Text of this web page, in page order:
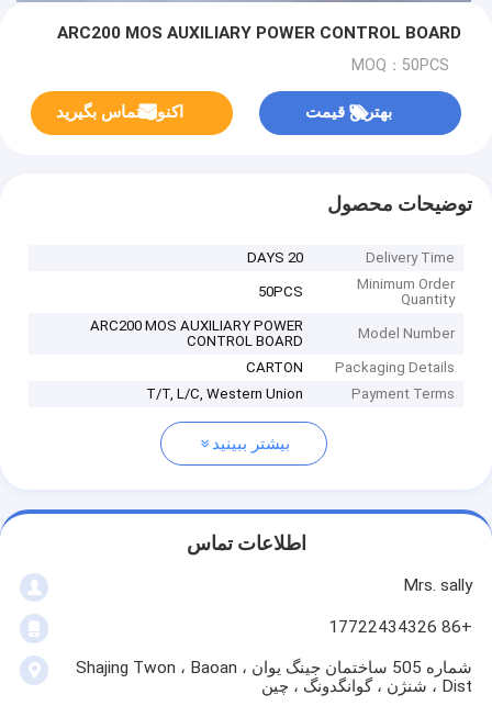
ARC200 MOS AUXILIARY POWER CONTROL BOARD
MOQ：50PCS
بهترین قیمت اکنون تماس بگیرید
توضیحات محصول
Delivery Time
20 DAYS
Minimum Order
Quantity
50PCS
Model Number
ARC200 MOS AUXILIARY POWER
CONTROL BOARD
Packaging Details
CARTON
Payment Terms
T/T, L/C, Western Union
بیشتر ببینید
اطلاعات تماس
Mrs. sally
+86 17722434326
شماره 505 ساختمان جینگ یوان ، Shajing Twon ، Baoan
Dist ، شنژن ، گوانگدونگ ، چین